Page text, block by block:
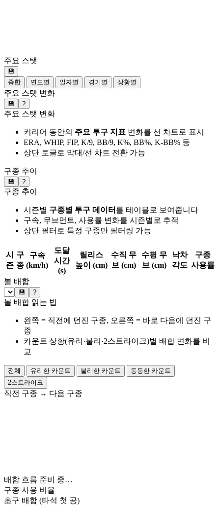
주요 스탯
💾
종합
연도별 일자별 경기별 상황별
주요 스탯 변화
💾 ?
주요 스탯 변화
커리어 동안의 주요 투구 지표 변화를 선 차트로 표시
ERA, WHIP, FIP, K/9, BB/9, K%, BB%, K-BB% 등
상단 토글로 막대/선 차트 전환 가능
구종 추이
💾 ?
구종 추이
시즌별 구종별 투구 데이터 를 테이블로 보여줍니다
구속, 무브먼트, 사용률 변화를 시즌별로 추적
상단 필터로 특정 구종만 필터링 가능
시
즌
구
종
구속
(km/h)
도달
시간
(s)
릴리스
높이 (cm)
수직 무
브 (cm)
수평 무
브 (cm)
낙차
각도
구종
사용률
볼 배합
💾 ?
볼 배합 읽는 법
왼쪽 = 직전에 던진 구종, 오른쪽 = 바로 다음에 던진 구
종
카운트 상황(유리·불리·2스트라이크)별 배합 변화를 비
교
전체 유리한 카운트 불리한 카운트
동등한 카운트
2스트라이크
직전 구종 → 다음 구종
배합 흐름 준비 중…
구종 사용 비율
초구 배합 (타석 첫 공)